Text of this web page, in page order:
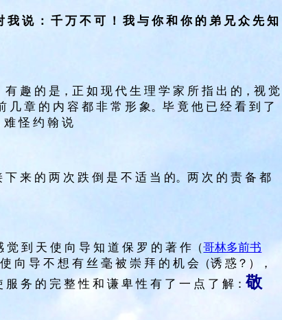
我 说 ： 千 万 不 可 ！ 我 与 你 和 你 的 弟 兄 众 先 知
有 趣 的 是，正 如 现 代 生 理 学 家 所 指 出 的，视 觉
章 的 内 容 都 非 常 形 象。毕 竟 他 已 经 看 到 了
难 怪 约 翰 说
下 来 的 两 次 跌 倒 是 不 适 当 的。两 次 的 责 备 都
觉 到 天 使 向 导 知 道 保 罗 的 著 作（哥林多前书
向 导 不 想 有 丝 毫 被 崇 拜 的 机 会（诱 惑？），
务 的 完 整 性 和 谦 卑 性 有 了 一 点 了 解：敬